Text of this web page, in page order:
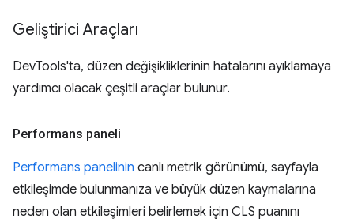
Geliştirici Araçları
DevTools'ta, düzen değişikliklerinin hatalarını ayıklamaya
yardımcı olacak çeşitli araçlar bulunur.
Performans paneli
Performans panelinin canlı metrik görünümü, sayfayla
etkileşimde bulunmanıza ve büyük düzen kaymalarına
neden olan etkileşimleri belirlemek için CLS puanını